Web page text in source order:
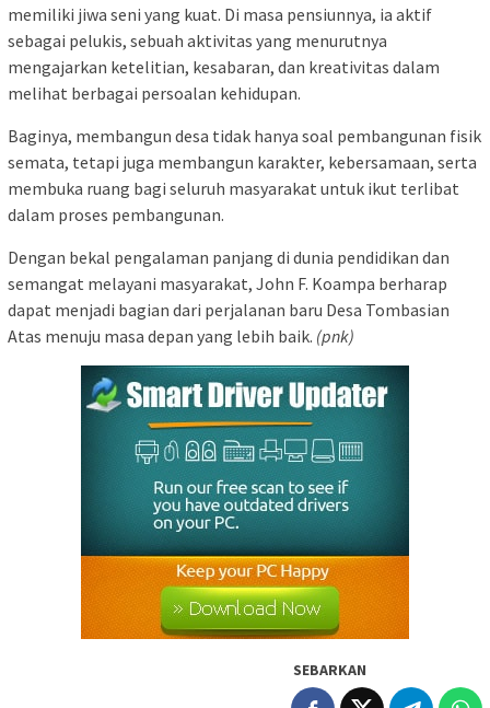
memiliki jiwa seni yang kuat. Di masa pensiunnya, ia aktif
sebagai pelukis, sebuah aktivitas yang menurutnya
mengajarkan ketelitian, kesabaran, dan kreativitas dalam
melihat berbagai persoalan kehidupan.
Baginya, membangun desa tidak hanya soal pembangunan fisik
semata, tetapi juga membangun karakter, kebersamaan, serta
membuka ruang bagi seluruh masyarakat untuk ikut terlibat
dalam proses pembangunan.
Dengan bekal pengalaman panjang di dunia pendidikan dan
semangat melayani masyarakat, John F. Koampa berharap
dapat menjadi bagian dari perjalanan baru Desa Tombasian
Atas menuju masa depan yang lebih baik. (pnk)
SEBARKAN